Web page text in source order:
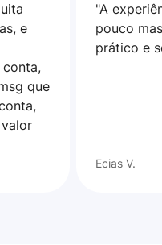
e
conta,
que
"A
pouco
prático e
Ecias V.